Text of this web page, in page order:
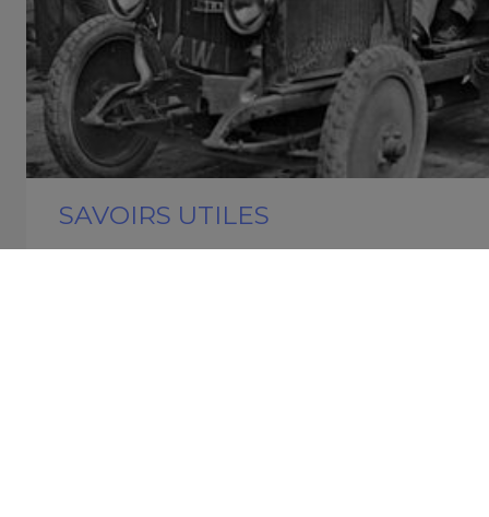
SAVOIRS UTILES